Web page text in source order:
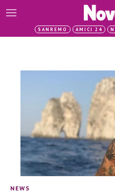
SANREMO AMICI 24
NEWS